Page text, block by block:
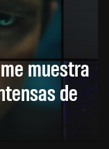
muestra
de